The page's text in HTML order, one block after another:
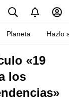
Planeta Hazlo
«19
los